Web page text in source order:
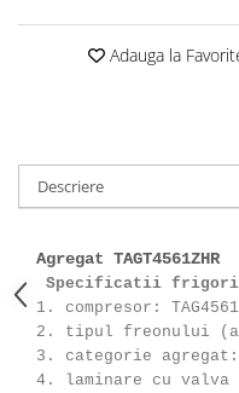
Adauga la
Descriere
Agregat TAGT4561ZHR
Specificatii
1. compresor:
2. tipul freonului
3. categorie agregat:
4. laminare cu valva